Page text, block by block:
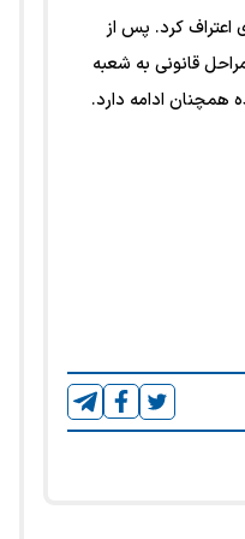
کرد. پس از
قانونی به شعبه